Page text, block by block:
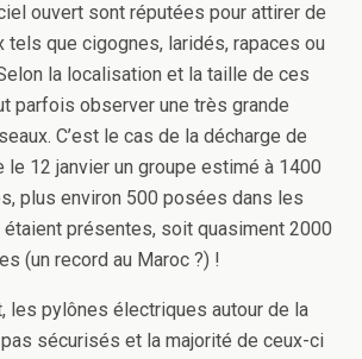
ouvert sont réputées pour attirer de
tels que cigognes, laridés, rapaces ou
la localisation et la taille de ces
parfois observer une très grande
C’est le cas de la décharge de
le 12 janvier un groupe estimé à 1400
plus environ 500 posées dans les
présentes, soit quasiment 2000
(un record au Maroc ?) !
les pylônes électriques autour de la
sécurisés et la majorité de ceux-ci